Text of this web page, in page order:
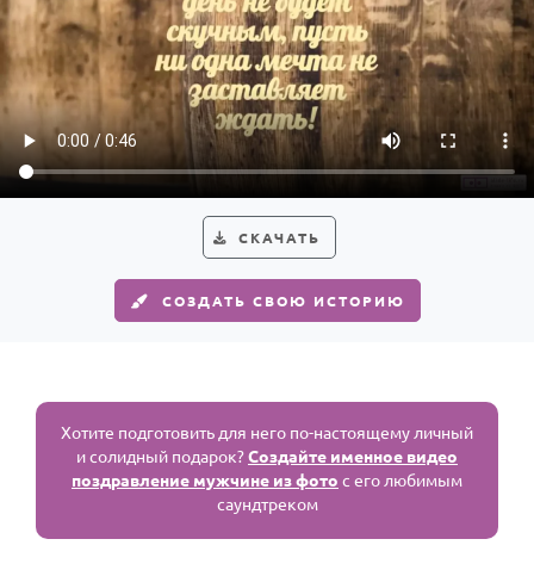
СКАЧАТЬ
СОЗДАТЬ СВОЮ ИСТОРИЮ
Хотите подготовить для него по-настоящему личный
и солидный подарок?Создайте именное видео
поздравление мужчине из фото с его любимым
саундтреком